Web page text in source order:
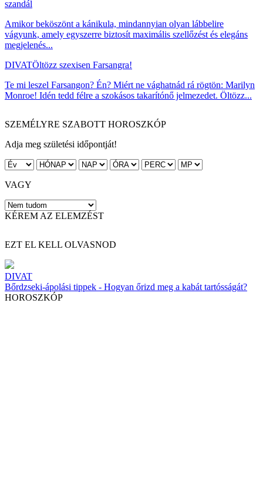
szandál
Amikor beköszönt a kánikula, mindannyian olyan lábbelire
vágyunk, amely egyszerre biztosít maximális szellőzést és elegáns
megjelenés...
DIVATÖltözz szexisen Farsangra!
Te mi leszel Farsangon? Én? Miért ne vághatnád rá rögtön: Marilyn
Monroe! Idén tedd félre a szokásos takarítónő jelmezedet. Öltözz...
SZEMÉLYRE SZABOTT HOROSZKÓP
Adja meg születési időpontját!
VAGY
KÉREM AZ ELEMZÉST
EZT EL KELL OLVASNOD
DIVAT
Bőrdzseki-ápolási tippek - Hogyan őrizd meg a kabát tartósságát?
HOROSZKÓP